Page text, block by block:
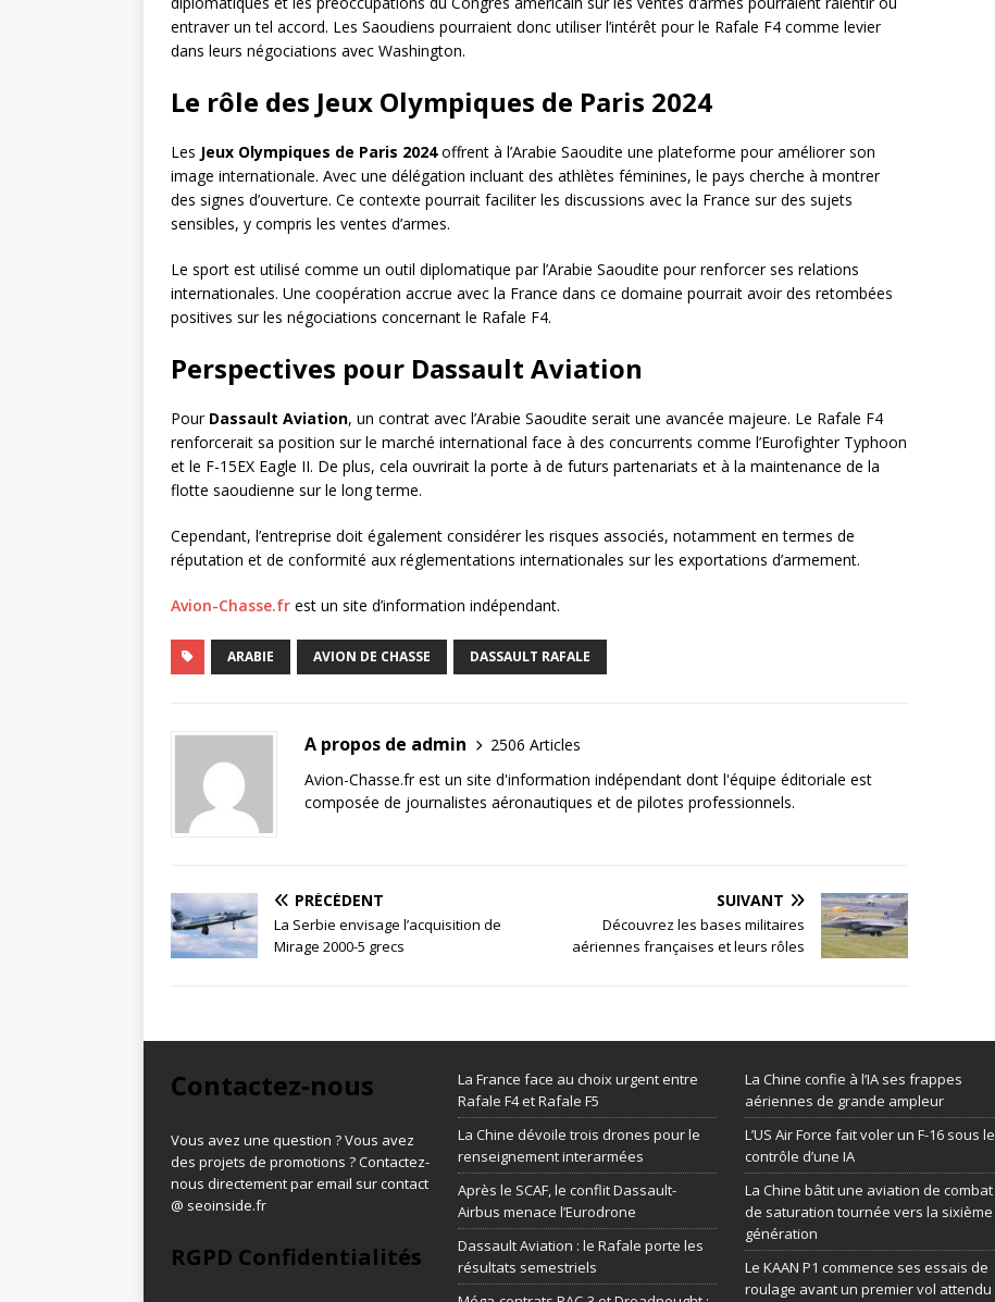
entraver un tel accord. Les Saoudiens pourraient donc utiliser l’intérêt pour le Rafale F4 comme levier
dans leurs négociations avec Washington.
Le rôle des Jeux Olympiques de Paris 2024
Les Jeux Olympiques de Paris 2024offrent à l’Arabie Saoudite une plateforme pour améliorer son
image internationale. Avec une délégation incluant des athlètes féminines, le pays cherche à montrer
des signes d’ouverture. Ce contexte pourrait faciliter les discussions avec la France sur des sujets
sensibles, y compris les ventes d’armes.
Le sport est utilisé comme un outil diplomatique par l’Arabie Saoudite pour renforcer ses relations
internationales. Une coopération accrue avec la France dans ce domaine pourrait avoir des retombées
positives sur les négociations concernant le Rafale F4.
Perspectives pour Dassault Aviation
Pour Dassault Aviation, un contrat avec l’Arabie Saoudite serait une avancée majeure. Le Rafale F4
renforcerait sa position sur le marché international face à des concurrents comme l’Eurofighter Typhoon
et le F-15EX Eagle II. De plus, cela ouvrirait la porte à de futurs partenariats et à la maintenance de la
flotte saoudienne sur le long terme.
Cependant, l’entreprise doit également considérer les risques associés, notamment en termes de
réputation et de conformité aux réglementations internationales sur les exportations d’armement.
Avion-Chasse.fr est un site d’information indépendant.
ARABIE AVION DE CHASSE DASSAULT RAFALE
A propos de admin
2506 Articles
Avion-Chasse.fr est un site d'information indépendant dont l'équipe éditoriale est
composée de journalistes aéronautiques et de pilotes professionnels.
PRÉCÉDENT
La Serbie envisage l’acquisition de
Mirage 2000-5 grecs
SUIVANT
Découvrez les bases militaires
aériennes françaises et leurs rôles
Contactez-nous
Vous avez une question ? Vous avez
des projets de promotions ? Contactez-
nous directement par email sur contact
@ seoinside.fr
RGPD Confidentialités
La France face au choix urgent entre
Rafale F4 et Rafale F5
La Chine dévoile trois drones pour le
renseignement interarmées
Après le SCAF, le conflit Dassault-
Airbus menace l’Eurodrone
Dassault Aviation : le Rafale porte les
résultats semestriels
La Chine confie à l’IA ses frappes
aériennes de grande ampleur
L’US Air Force fait voler un F-16 sous le
contrôle d’une IA
La Chine bâtit une aviation de combat
de saturation tournée vers la sixième
génération
Le KAAN P1 commence ses essais de
roulage avant un premier vol attendu